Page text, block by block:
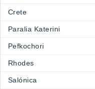
Crete
Paralia Katerini
Pefkochori
Rhodes
Salónica